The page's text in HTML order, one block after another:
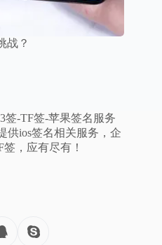
战？
签-TF签-苹果签名服务
供ios签名相关服务，企
，应有尽有！